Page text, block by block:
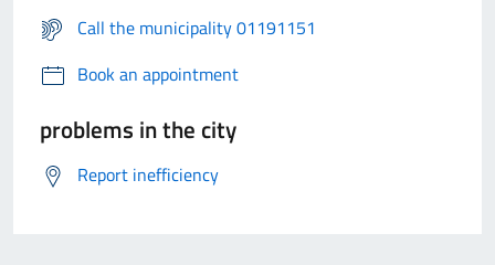
Call the municipality 01191151
Book an appointment
problems in the city
Report inefficiency